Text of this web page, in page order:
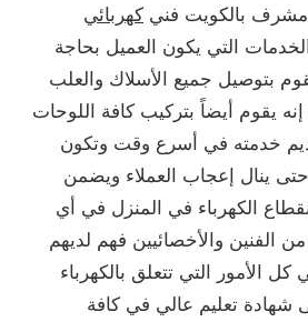
مشرف بالكويت فني كهربائي
التي يكون العميل بحاجة
بتوصيل جميع الأسلاك والعلب
إنه يقوم أيضاً بتركيب كافة اللوحات
خدمته في أسرع وقت وتكون
حتى ينال إعجاب العملاء ويضمن
الكهرباء في المنزل في أي
الفنين والأخصائيين فهم لديهم
الأمور التي تتعلق بالكهرباء
شهادة تعليم عالي في كافة